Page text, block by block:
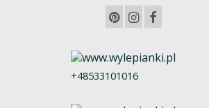
+48533101016